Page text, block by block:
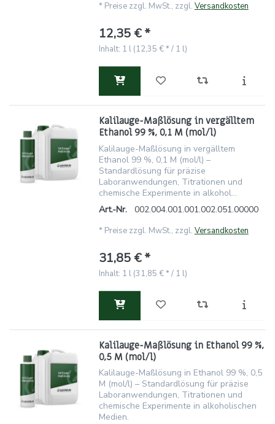
* Preise zzgl. MwSt., zzgl. Versandkosten
12,35 € *
Inhalt: 1 l (12,35 € * / 1 l)
Kalilauge-Maßlösung in vergälltem
Ethanol 99 %, 0,1 M (mol/l)
Kalilauge-Maßlösung in vergälltem
Ethanol 99 %, 0,1 M (mol/l) –
Standardlösung für präzise
Laboranwendungen, Titrationen und
chemische Experimente in alkohol...
Art.-Nr.
002.004.001.001.002.051.00000
* Preise zzgl. MwSt., zzgl. Versandkosten
31,85 € *
Inhalt: 1 l (31,85 € * / 1 l)
Kalilauge-Maßlösung in Ethanol 99 %,
0,5 M (mol/l)
Kalilauge-Maßlösung in Ethanol 99 %, 0,5
M (mol/l) – Standardlösung für präzise
Laboranwendungen, Titrationen und
chemische Experimente in alkoholischen
Medien.